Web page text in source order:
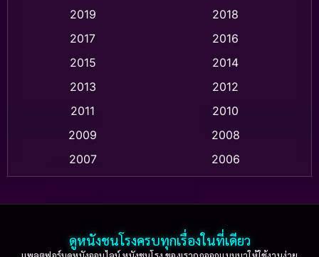
Animation แอนิเมชั่น (1)
Based on a True Story เรื่องจริง(36)
Based on Novel(16)
2019
2018
2017
2016
2015
2014
2013
2012
2011
2010
2009
2008
2007
2006
2003
2002
2001
2000
ดูหนังชนโรงครบทุกเรื่องในที่เดียว